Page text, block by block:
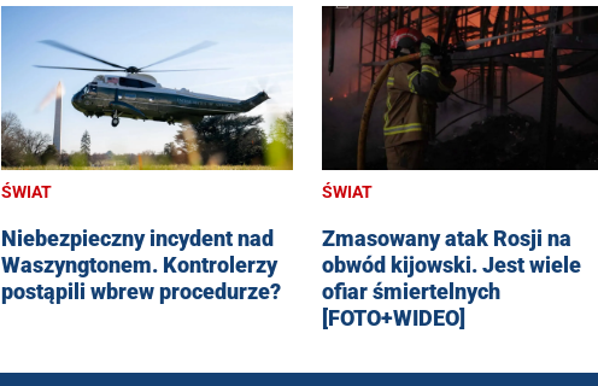
ŚWIAT
Niebezpieczny incydent nad
Waszyngtonem. Kontrolerzy
postąpili wbrew procedurze?
ŚWIAT
Zmasowany atak Rosji na
obwód kijowski. Jest wiele
ofiar śmiertelnych
[FOTO+WIDEO]